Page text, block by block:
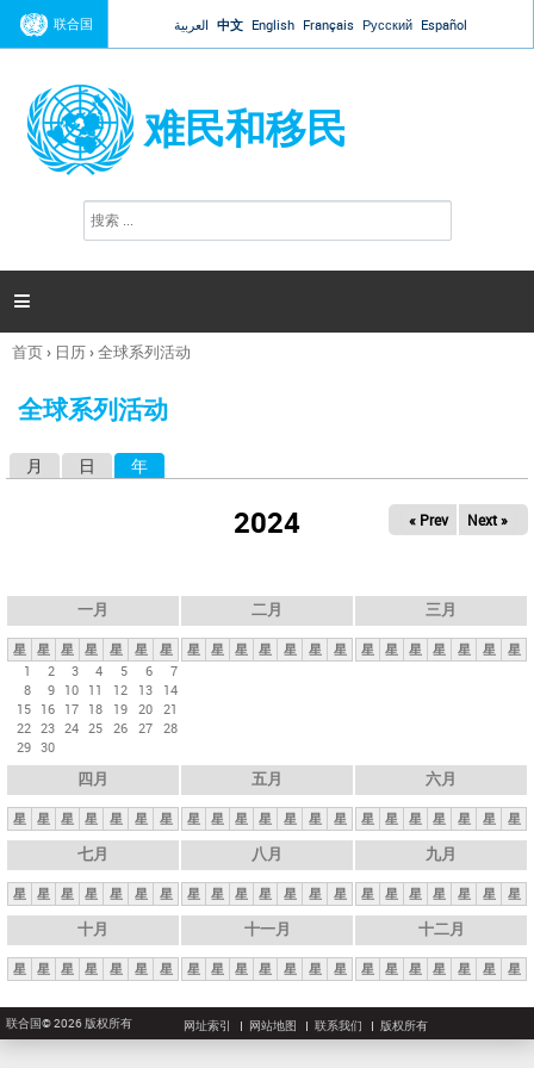
Jump to navigation
联合国 العربية 中文 English Français Русский Español
难民和移民
搜
索

你
这
首页› 日历›全球系列活动
全球系列活动
月 日 年
2024 « Prev Next »
一月
星 星 星 星 星 星
星
1
2 3 4 5 6
7
8
9 10 11 12 13
14
15 16 17 18 19 20 21
22 23 24 25 26 27 28
29 30
二月
星 星 星 星 星 星 星
三月
星 星 星 星 星 星 星
四月
星 星 星 星 星 星 星
五月
星 星 星 星 星 星 星
六月
星 星 星 星 星 星 星
七月
星 星 星 星 星 星 星
八月
星 星 星 星 星 星 星
九月
星 星 星 星 星 星 星
十月
星 星 星 星 星 星 星
十一月
星 星 星 星 星 星 星
十二月
星 星 星 星 星 星 星
联合国© 2026 版权所有 网址索引 网站地图 联系我们 版权所有